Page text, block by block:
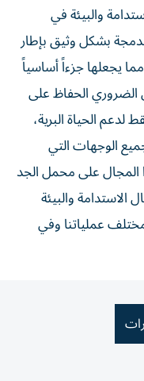
والبيئة في
بشكل وثيق بإطار
يجعلها جزءاً أساسياً
الحفاظ على
لدعم الحياة البرية،
الوجهات التي
المجال على محمل الجد
والبيئة
عملياتنا وفي